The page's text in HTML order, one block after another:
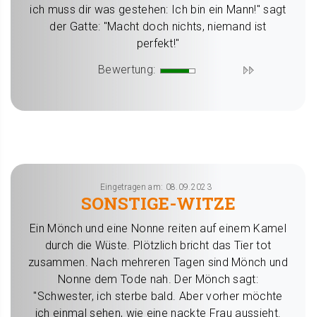
ich muss dir was gestehen: Ich bin ein Mann!" sagt
der Gatte: "Macht doch nichts, niemand ist
perfekt!"
Bewertung:
Eingetragen am: 08.09.2023
SONSTIGE-WITZE
Ein Mönch und eine Nonne reiten auf einem Kamel
durch die Wüste. Plötzlich bricht das Tier tot
zusammen. Nach mehreren Tagen sind Mönch und
Nonne dem Tode nah. Der Mönch sagt:
"Schwester, ich sterbe bald. Aber vorher möchte
ich einmal sehen, wie eine nackte Frau aussieht.